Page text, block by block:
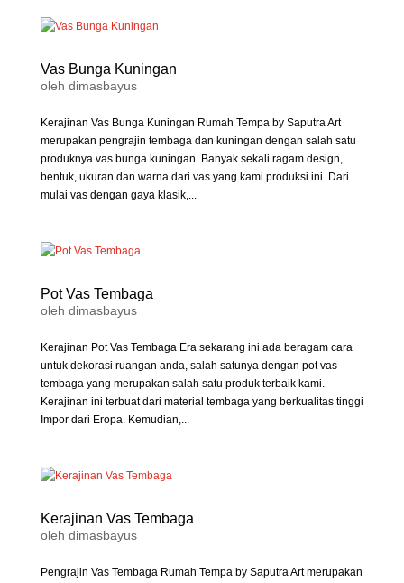
Vas Bunga Kuningan
oleh dimasbayus
Kerajinan Vas Bunga Kuningan Rumah Tempa by Saputra Art
merupakan pengrajin tembaga dan kuningan dengan salah satu
produknya vas bunga kuningan. Banyak sekali ragam design,
bentuk, ukuran dan warna dari vas yang kami produksi ini. Dari
mulai vas dengan gaya klasik,...
Pot Vas Tembaga
oleh dimasbayus
Kerajinan Pot Vas Tembaga Era sekarang ini ada beragam cara
untuk dekorasi ruangan anda, salah satunya dengan pot vas
tembaga yang merupakan salah satu produk terbaik kami.
Kerajinan ini terbuat dari material tembaga yang berkualitas tinggi
Impor dari Eropa. Kemudian,...
Kerajinan Vas Tembaga
oleh dimasbayus
Pengrajin Vas Tembaga Rumah Tempa by Saputra Art merupakan